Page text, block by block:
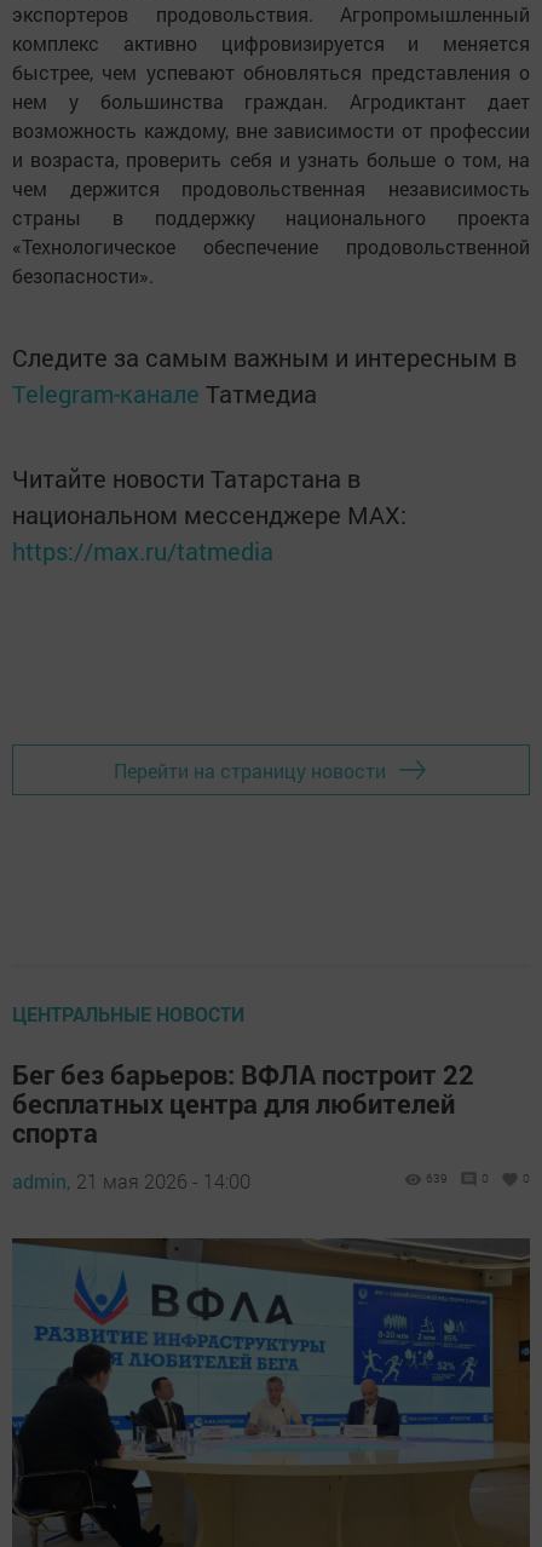
экспортеров продовольствия. Агропромышленный
комплекс активно цифровизируется и меняется
быстрее, чем успевают обновляться представления о
нем у большинства граждан. Агродиктант дает
возможность каждому, вне зависимости от профессии
и возраста, проверить себя и узнать больше о том, на
чем держится продовольственная независимость
страны в поддержку национального проекта
«Технологическое обеспечение продовольственной
безопасности».
Следите за самым важным и интересным в
Telegram-канале Татмедиа
Читайте новости Татарстана в
национальном мессенджере MАХ:
https://max.ru/tatmedia
Перейти на страницу новости
ЦЕНТРАЛЬНЫЕ НОВОСТИ
Бег без барьеров: ВФЛА построит 22
бесплатных центра для любителей
спорта
admin, 21 мая 2026 - 14:00 639 0 0